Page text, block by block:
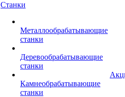
Станки
Металлообрабатывающие
станки
Деревообрабатывающие
станки
Камнеобрабатывающие
станки